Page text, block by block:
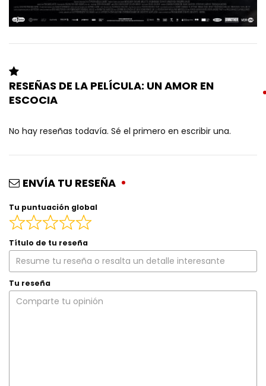
RESEÑAS DE LA PELÍCULA: UN AMOR EN
ESCOCIA
No hay reseñas todavía. Sé el primero en escribir una.
ENVÍA TU RESEÑA
Tu puntuación global
Título de tu reseña
Tu reseña